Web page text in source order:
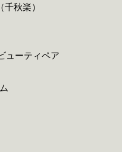
秋楽）
ューティペア